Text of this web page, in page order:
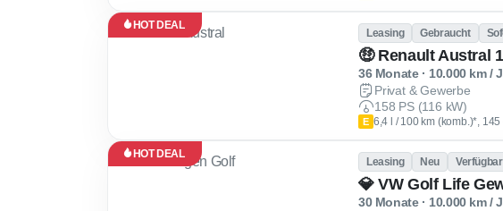
HOT DEAL
Leasing Gebraucht
🤑 Renault Austral
36 Monate · 10.000 km /
Privat & Gewerbe
158 PS (116 kW)
E 6,4 l / 100 km (komb.)*,
HOT DEAL
Leasing Neu
30 Monate · 10.000 km /